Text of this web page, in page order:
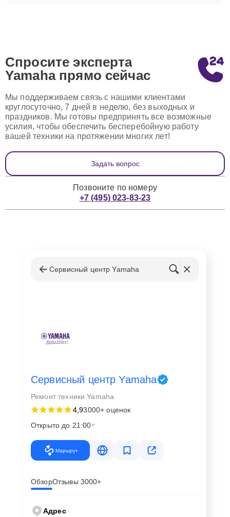
Спросите эксперта
Yamaha прямо сейчас
Мы поддерживаем связь с нашими клиентами
круглосуточно, 7 дней в неделю, без выходных и
праздников. Мы готовы предпринять все возможные
усилия, чтобы обеспечить бесперебойную работу
вашей техники на протяжении многих лет!
Задать вопрос
Позвоните по номеру
+7 (495) 023-83-23
Сервисный центр Yamaha
Сервисный центр Yamaha
Ремонт техники Yamaha
4,93000+ оценок
Открыто до 21:00
Маршрут
ОбзорОтзывы 3000+
Адрес